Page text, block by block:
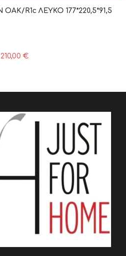
R1c ΛΕΥΚΟ 177*220,5*91,5
210,00 €